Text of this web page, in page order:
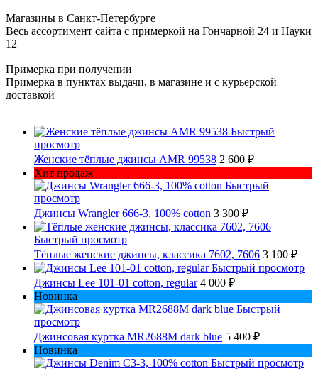
Магазины в Санкт-Петербурге
Весь ассортимент сайта с примеркой на Гончарной 24 и Науки
12
Примерка при получении
Примерка в пунктах выдачи, в магазине и с курьерской
доставкой
Быстрый
просмотр
Женские тёплые джинсы AMR 99538 2 600 ₽
Хит продаж
Быстрый
просмотр
Джинсы Wrangler 666-3, 100% cotton 3 300 ₽
Быстрый просмотр
Тёплые женские джинсы, классика 7602, 7606 3 100 ₽
Быстрый просмотр
Джинсы Lee 101-01 cotton, regular 4 000 ₽
Новинка
Быстрый
просмотр
Джинсовая куртка MR2688M dark blue 5 400 ₽
Новинка
Быстрый просмотр